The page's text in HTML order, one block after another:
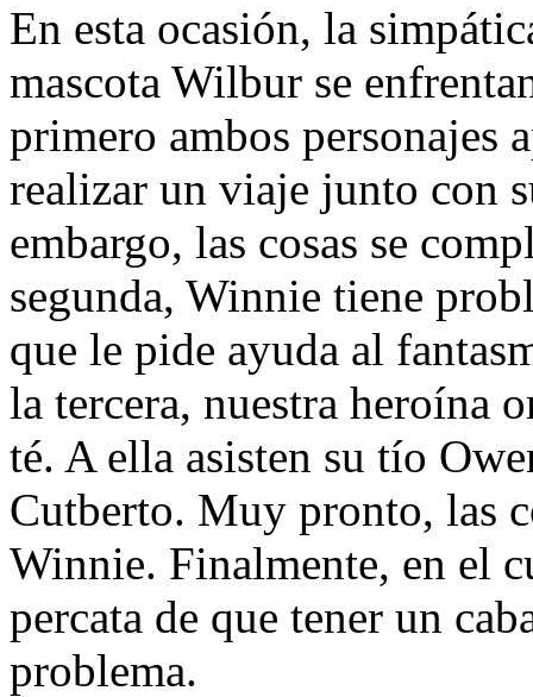
En esta ocasión, la
mascota Wilbur se
primero ambos personajes
realizar un viaje junto con
embargo, las cosas se
segunda, Winnie tiene
que le pide ayuda al
la tercera, nuestra heroína
té. A ella asisten su tío
Cutberto. Muy pronto, las
Winnie. Finalmente, en el
percata de que tener un
problema.